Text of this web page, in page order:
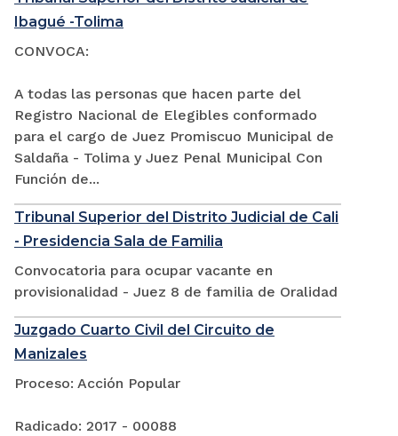
Ibagué -Tolima
CONVOCA:
A todas las personas que hacen parte del
Registro Nacional de Elegibles conformado
para el cargo de Juez Promiscuo Municipal de
Saldaña - Tolima y Juez Penal Municipal Con
Función de...
Tribunal Superior del Distrito Judicial de Cali
- Presidencia Sala de Familia
Convocatoria para ocupar vacante en
provisionalidad - Juez 8 de familia de Oralidad
Juzgado Cuarto Civil del Circuito de
Manizales
Proceso: Acción Popular
Radicado: 2017 - 00088